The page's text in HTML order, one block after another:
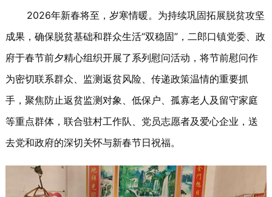
2026年新春将至，岁寒情暖。为持续巩固拓展脱贫攻坚
成果，确保脱贫基础和群众生活“双稳固”，二郎口镇党委、政
府于春节前夕精心组织开展了系列慰问活动，将节前慰问作
为密切联系群众、监测返贫风险、传递政策温情的重要抓
手，聚焦防止返贫监测对象、低保户、孤寡老人及留守家庭
等重点群体，联合驻村工作队、党员志愿者及爱心企业，送
去党和政府的深切关怀与新春节日祝福。